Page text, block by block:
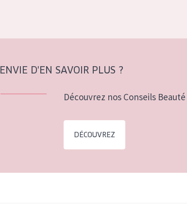
ENVIE D'EN SAVOIR PLUS ?
Découvrez nos Conseils
DÉCOUVREZ